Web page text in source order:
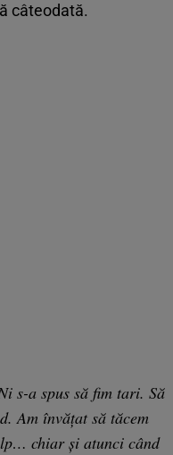
câteodată.
s-a spus să fim tari. Să
Am învățat să tăcem
chiar și atunci când